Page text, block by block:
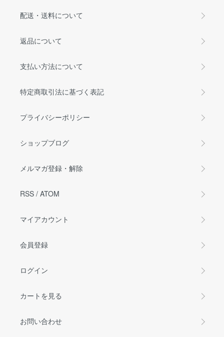
配送・送料について
返品について
支払い方法について
特定商取引法に基づく表記
プライバシーポリシー
ショップブログ
メルマガ登録・解除
RSS / ATOM
マイアカウント
会員登録
ログイン
カートを見る
お問い合わせ